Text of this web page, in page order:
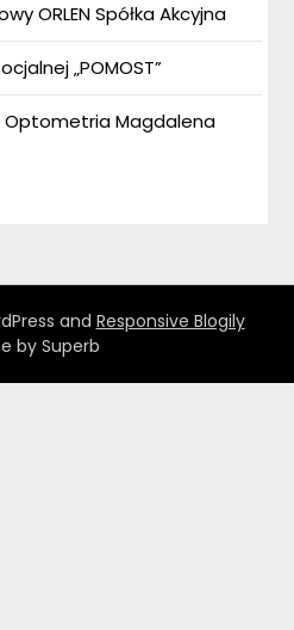
ORLEN Spółka Akcyjna
„POMOST”
Optometria Magdalena
and Responsive Blogily
by Superb